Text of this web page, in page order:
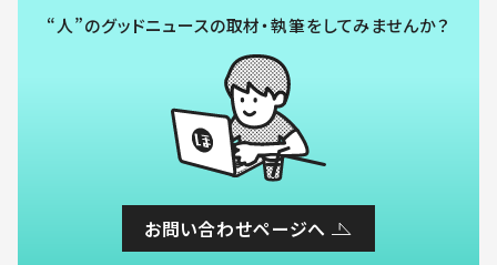
“人”のグッドニュースの取材・執筆をしてみませんか？
お問い合わせページへ